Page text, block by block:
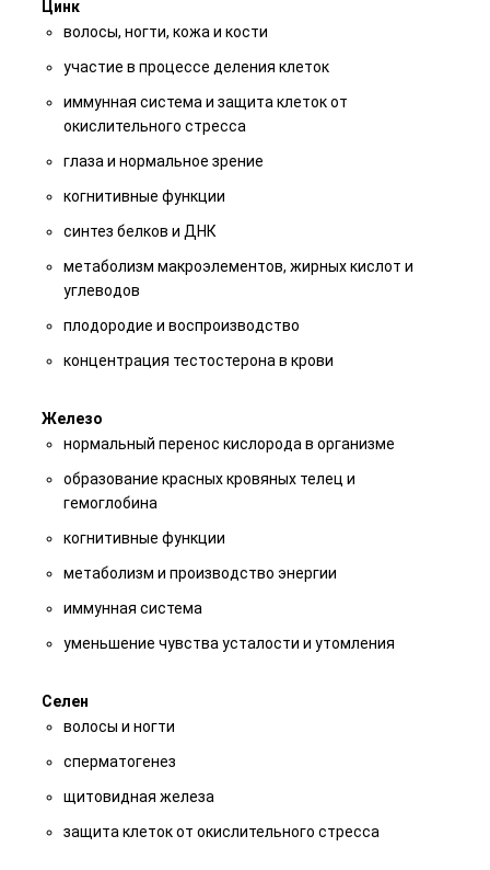
Цинк
волосы, ногти, кожа и кости
участие в процессе деления клеток
иммунная система и защита клеток от
окислительного стресса
глаза и нормальное зрение
когнитивные функции
синтез белков и ДНК
метаболизм макроэлементов, жирных кислот и
углеводов
плодородие и воспроизводство
концентрация тестостерона в крови
Железо
нормальный перенос кислорода в организме
образование красных кровяных телец и
гемоглобина
когнитивные функции
метаболизм и производство энергии
иммунная система
уменьшение чувства усталости и утомления
Селен
волосы и ногти
сперматогенез
щитовидная железа
защита клеток от окислительного стресса